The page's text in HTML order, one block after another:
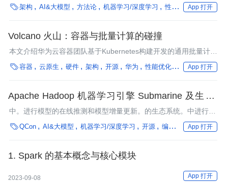
架构 AI&大模型 方法论 机器学习/深度学习 性能优化 框架
App 打开
Volcano 火山：容器与批量计算的碰撞
本文介绍华为云容器团队基于Kubernetes构建开发的通用批量计算
系统的Volcano。
容器 云原生 硬件 架构 开源 华为 性能优化 框架 微服务
App 打开
Apache Hadoop 机器学习引擎 Submarine 及生态 |
QCon
中。进行模型的在线推测和模型增量更新。的生态系统。中进行离
线模型训练。项目主干分支，让你可以零开发成本的搭建自己的机
器学习开发平台。
QCon AI&大模型 机器学习/深度学习 开源 编程语言 框架
App 打开
1. Spark 的基本概念与核心模块
2023-09-08 App 打开